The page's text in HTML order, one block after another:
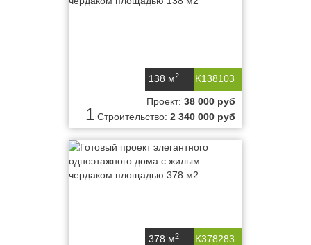
K138103
138 м2
1
Проект: 38 000 руб
Строительство: 2 340 000 руб
K378283
378 м2